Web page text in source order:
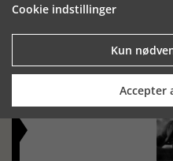
Historisk festival i
FOBURGH Faaborg
oktober - 1. november 2026
Cookie indstillinger
Kun
Accepter